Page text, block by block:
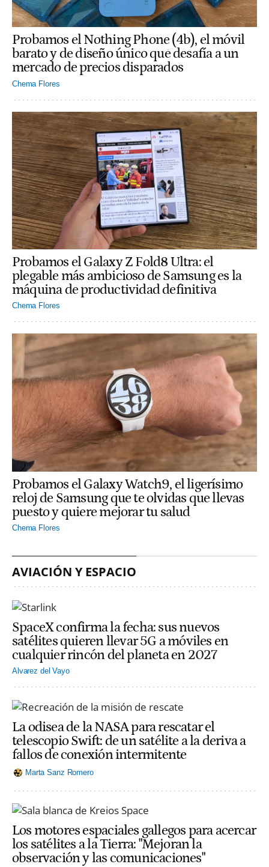
Probamos el Nothing Phone (4b), el móvil
barato y de diseño único que desafía a un
mercado de precios disparados
Chema Flores
Probamos el Galaxy Z Fold8 Ultra: el
plegable más ambicioso de Samsung es la
máquina de productividad definitiva
Chema Flores
Probamos el Galaxy Watch9, el ligerísimo
reloj de Samsung que te olvidas que llevas
puesto y quiere mejorar tu salud
Chema Flores
AVIACIÓN Y ESPACIO
SpaceX confirma la fecha: sus nuevos
satélites quieren llevar 5G a móviles en
cualquier rincón del planeta en 2027
Alvarez del Vayo
La odisea de la NASA para rescatar el
telescopio Swift: de un satélite a la deriva a
fallos de conexión intermitente
Marta Sanz Romero
Los motores espaciales gallegos para acercar
los satélites a la Tierra: "Mejoran la
observación y las comunicaciones"